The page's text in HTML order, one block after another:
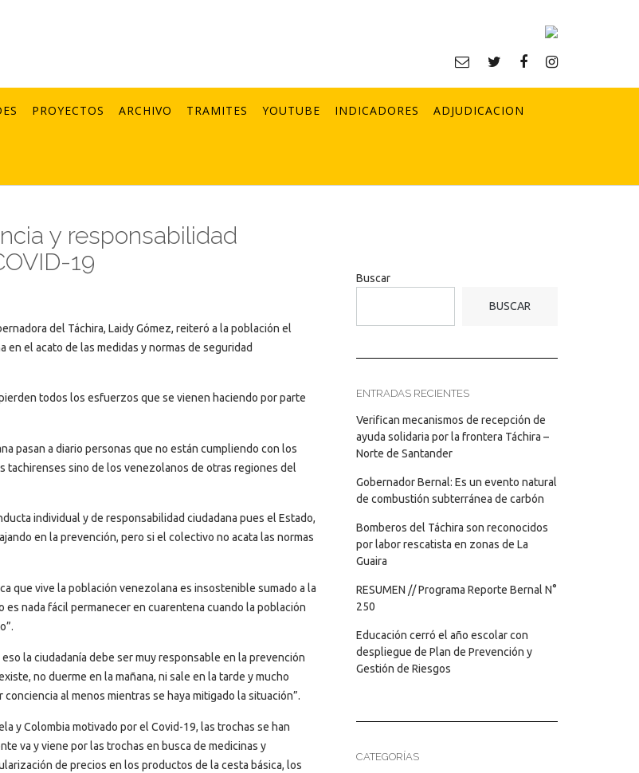
PROYECTOS ARCHIVO TRAMITES YOUTUBE INDICADORES ADJUDICACION
y responsabilidad
19
del Táchira, Laidy Gómez, reiteró a la población el
en el acato de las medidas y normas de seguridad
todos los esfuerzos que se vienen haciendo por parte
pasan a diario personas que no están cumpliendo con los
sino de los venezolanos de otras regiones del
individual y de responsabilidad ciudadana pues el Estado,
en la prevención, pero si el colectivo no acata las normas
que vive la población venezolana es insostenible sumado a la
nada fácil permanecer en cuarentena cuando la población
la ciudadanía debe ser muy responsable en la prevención
no duerme en la mañana, ni sale en la tarde y mucho
al menos mientras se haya mitigado la situación”.
y Colombia motivado por el Covid-19, las trochas se han
va y viene por las trochas en busca de medicinas y
de precios en los productos de la cesta básica, los
Buscar
BUSCAR
ENTRADAS RECIENTES
Verifican mecanismos de recepción de
ayuda solidaria por la frontera Táchira –
Norte de Santander
Gobernador Bernal: Es un evento natural
de combustión subterránea de carbón
Bomberos del Táchira son reconocidos
por labor rescatista en zonas de La
Guaira
RESUMEN // Programa Reporte Bernal N°
250
Educación cerró el año escolar con
despliegue de Plan de Prevención y
Gestión de Riesgos
CATEGORÍAS